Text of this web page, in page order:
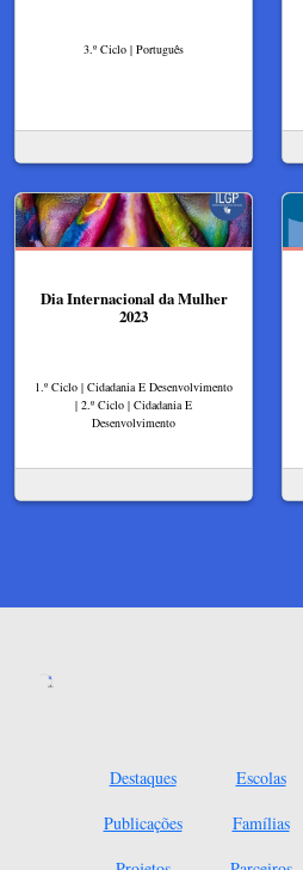
3.º Ciclo | Português
Dia Internacional da Mulher
2023
1.º Ciclo | Cidadania E Desenvolvimento
| 2.º Ciclo | Cidadania E
Desenvolvimento
Destaques
Publicações
Escolas
Famílias